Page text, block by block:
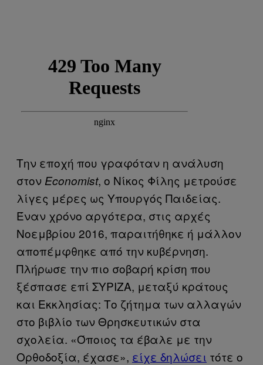
Την εποχή που γραφόταν η ανάλυση
στον Economist, ο Νίκος Φίλης μετρούσε
λίγες μέρες ως Υπουργός Παιδείας.
Έναν χρόνο αργότερα, στις αρχές
Νοεμβρίου 2016, παραιτήθηκε ή μάλλον
αποπέμφθηκε από την κυβέρνηση.
Πλήρωσε την πιο σοβαρή κρίση που
ξέσπασε επί ΣΥΡΙΖΑ, μεταξύ κράτους
και Εκκλησίας: Το ζήτημα των αλλαγών
στο βιβλίο των Θρησκευτικών στα
σχολεία. «Όποιος τα έβαλε με την
Ορθοδοξία, έχασε», είχε δηλώσει τότε ο